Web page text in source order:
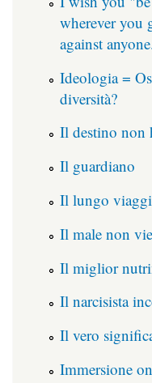
wherever you
against
Ideologia =
diversità?
Il destino non
Il guardiano
Il lungo
Il male non
Il miglior
Il narcisista
Il vero
Immersione